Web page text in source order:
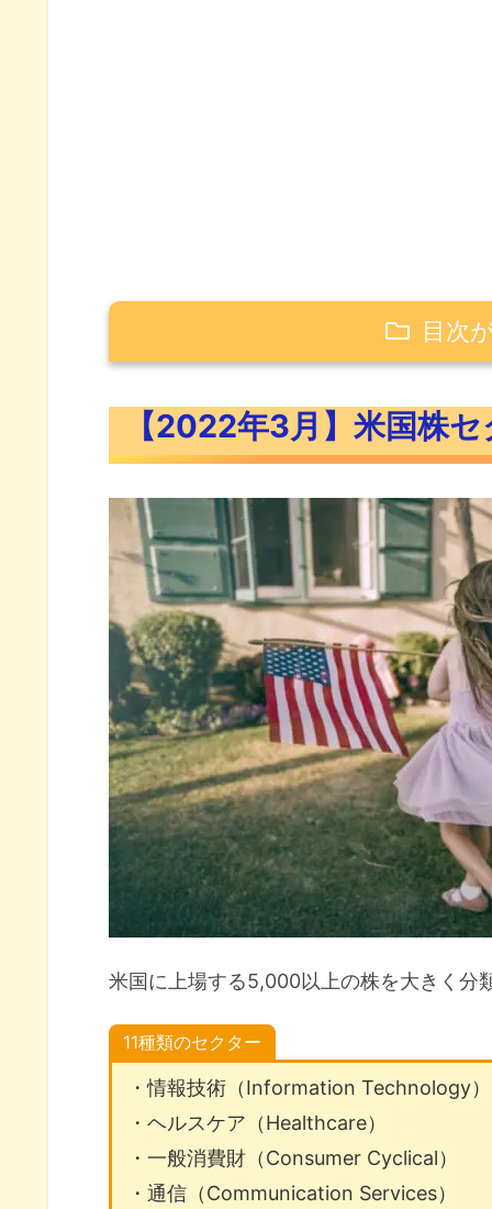
目次
【1ヶ月（3月）】セクター別パ
【1年（2021年4月～2022年3
【年初来（2022年1月～2022
おすすめのセクターETF11銘柄とチ
おすすめのセクターETF11銘柄
セクターETF比較チャート
インフレ局面で強いセクターは
2021年のセクター別パフォーマ
暴落に強いセクターはどれ？
回避はできずとも下落の小さい
暴落から回復の速いセクター
暴落時に強いセクター
米国株セクター別パフォーマンスま
【2022年3月】米国株
米国に上場する5,000以上の株を大きく分
11種類のセクター
・情報技術（Information Technology）
・ヘルスケア（Healthcare）
・一般消費財（Consumer Cyclical）
・通信（Communication Services）